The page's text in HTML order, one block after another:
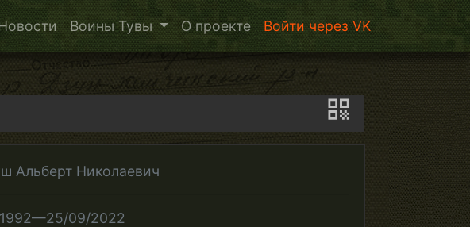
Воины Тувы О проекте Войти через VK
Альберт Николаевич
09/2022